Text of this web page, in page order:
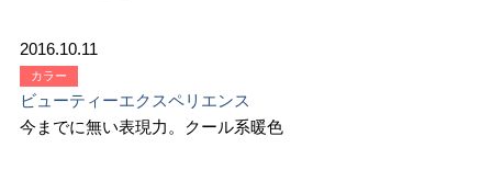
2016.10.11
カラー
ビューティーエクスペリエンス
今までに無い表現力。クール系暖色